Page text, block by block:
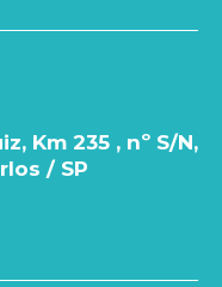
Km 235 , nº S/N,
/ SP